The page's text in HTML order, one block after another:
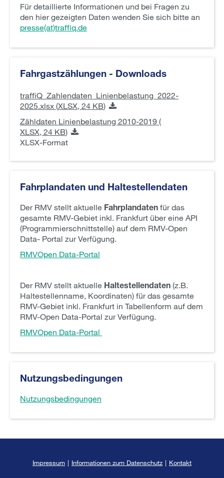
Für detaillierte Informationen und bei Fragen zu
den hier gezeigten Daten wenden Sie sich bitte an
presse(at)traffiq.de
Fahrgastzählungen - Downloads
traffiQ_Zahlendaten_Linienbelastung_2022-
2025.xlsx (XLSX, 24 KB)
Zähldaten Linienbelastung 2010-2019 (
XLSX, 24 KB)
XLSX-Format
Fahrplandaten und Haltestellendaten
Der RMV stellt aktuelle Fahrplandaten für das
gesamte RMV-Gebiet inkl. Frankfurt über eine API
(Programmierschnittstelle) auf dem RMV-Open
Data- Portal zur Verfügung.
RMVOpen Data-Portal
Der RMV stellt aktuelle Haltestellendaten (z.B.
Haltestellenname, Koordinaten) für das gesamte
RMV-Gebiet inkl. Frankfurt in Tabellenform auf dem
RMV-Open Data-Portal zur Verfügung.
RMVOpen Data-Portal
Nutzungsbedingungen
Nutzungsbedingungen
Impressum | Informationen zum Datenschutz | Kontakt